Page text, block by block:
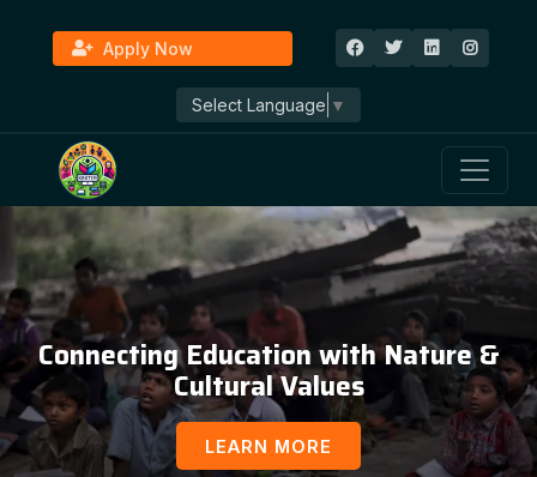
Apply Now
Select Language ▼
Connecting Education with Nature &
Cultural Values
LEARN MORE